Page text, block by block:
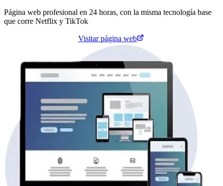
Página web profesional en 24 horas, con la misma tecnología base
que corre Netflix y TikTok
Visitar página web